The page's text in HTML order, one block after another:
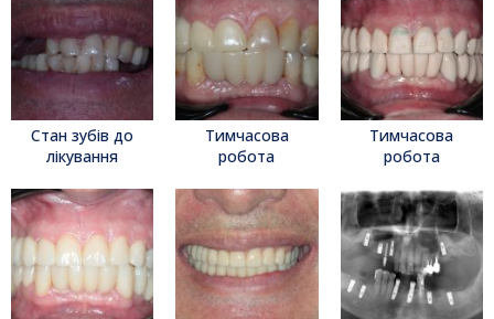
Стан зубів до
лікування
Тимчасова
робота
Тимчасова
робота